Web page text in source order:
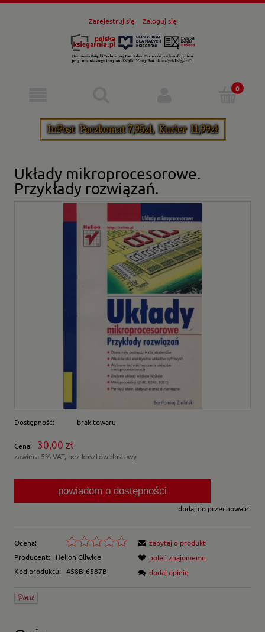
Zarejestruj się Zaloguj się
Układy mikroprocesorowe.
Przykłady rozwiązań.
Dostępność: brak towaru
Cena: 30,00 zł
zawiera 5% VAT, bez kosztów dostawy
powiadom o dostępności
dodaj do przechowalni
Ocena:
Producent:
Helion Gliwice
Kod produktu:
458B-6587B
zapytaj o produkt
poleć znajomemu
dodaj opinię